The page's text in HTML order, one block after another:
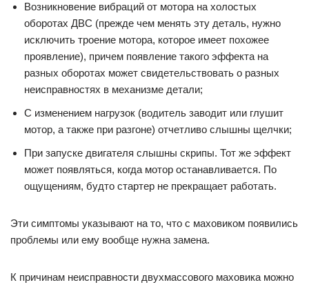
Возникновение вибраций от мотора на холостых
оборотах ДВС (прежде чем менять эту деталь, нужно
исключить троение мотора, которое имеет похожее
проявление), причем появление такого эффекта на
разных оборотах может свидетельствовать о разных
неисправностях в механизме детали;
С изменением нагрузок (водитель заводит или глушит
мотор, а также при разгоне) отчетливо слышны щелчки;
При запуске двигателя слышны скрипы. Тот же эффект
может появляться, когда мотор останавливается. По
ощущениям, будто стартер не прекращает работать.
Эти симптомы указывают на то, что с маховиком появились
проблемы или ему вообще нужна замена.
К причинам неисправности двухмассового маховика можно